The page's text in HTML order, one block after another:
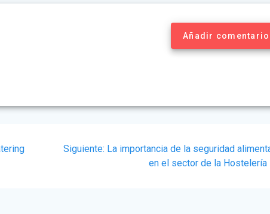
Añadir comentario
Siguiente: Siguiente
La importancia de la seguridad
en el sector de la Hostelería